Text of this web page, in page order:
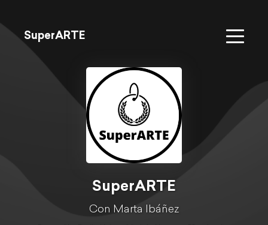
SuperARTE
SuperARTE
Con Marta Ibáñez